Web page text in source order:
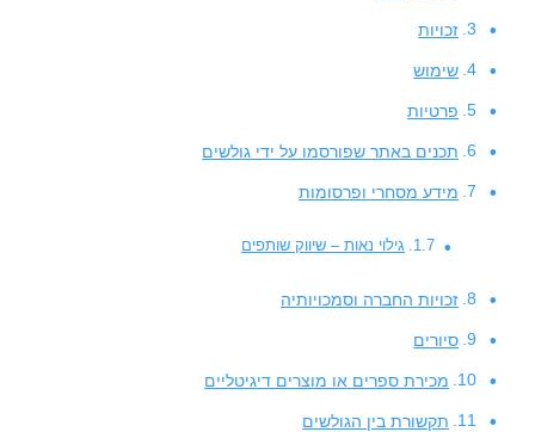
זכויות
שימוש
פרטיות
תכנים באתר שפורסמו על ידי גולשים
מידע מסחרי ופרסומות
גילוי נאות – שיווק שותפים
זכויות החברה וסמכויותיה
סיורים
מכירת ספרים או מוצרים דיגיטליים
תקשורת בין הגולשים